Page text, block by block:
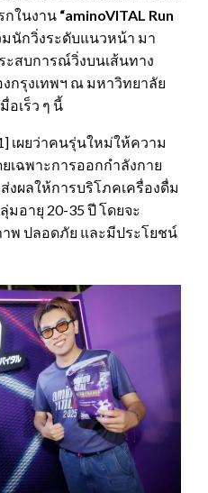
กในงาน “aminoVITAL Run
นักวิ่งระดับแนวหน้า มา
สบการณ์วิ่งบนเส้นทาง
กรุงเทพฯ ณ มหาวิทยาลัย
อเร็ว ๆ นี้
เผยว่าคนรุ่นใหม่ให้ความ
ฉพาะการออกกำลังกาย
งผลให้การบริโภคเครื่องดื่ม
มอายุ 20-35 ปี โดยจะ
ปลอดภัย และมีประโยชน์